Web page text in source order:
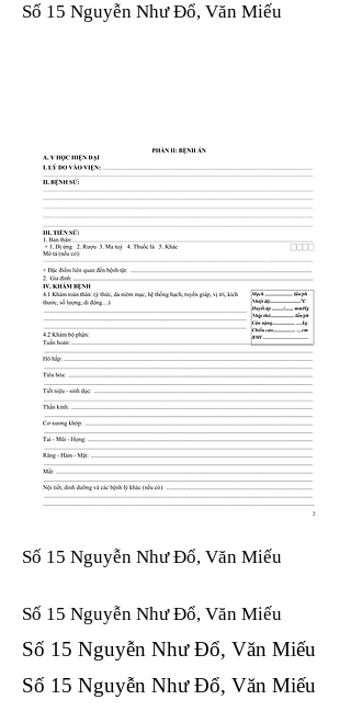
Số 15 Nguyễn Như Đổ, Văn Miếu
Số 15 Nguyễn Như Đổ, Văn Miếu
Số 15 Nguyễn Như Đổ, Văn Miếu​​​​
Số 15 Nguyễn Như Đổ, Văn Miếu​​​​
Số 15 Nguyễn Như Đổ, Văn Miếu​​​​